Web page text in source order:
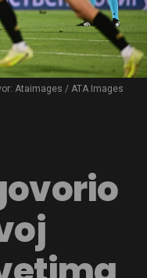
Ataimages / ATA Images